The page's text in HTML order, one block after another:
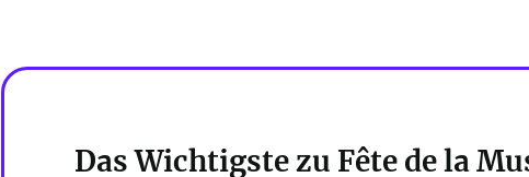
Das Wichtigste zu Fête de la